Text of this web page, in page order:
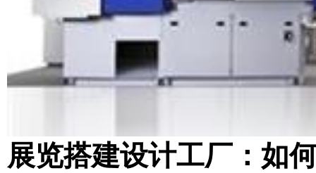
展览搭建设计工厂：如